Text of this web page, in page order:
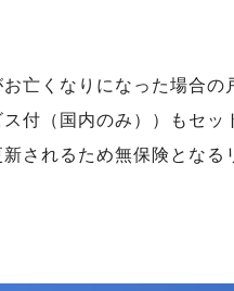
亡くなりになった場合
付（国内のみ））もセ
されるため無保険とな